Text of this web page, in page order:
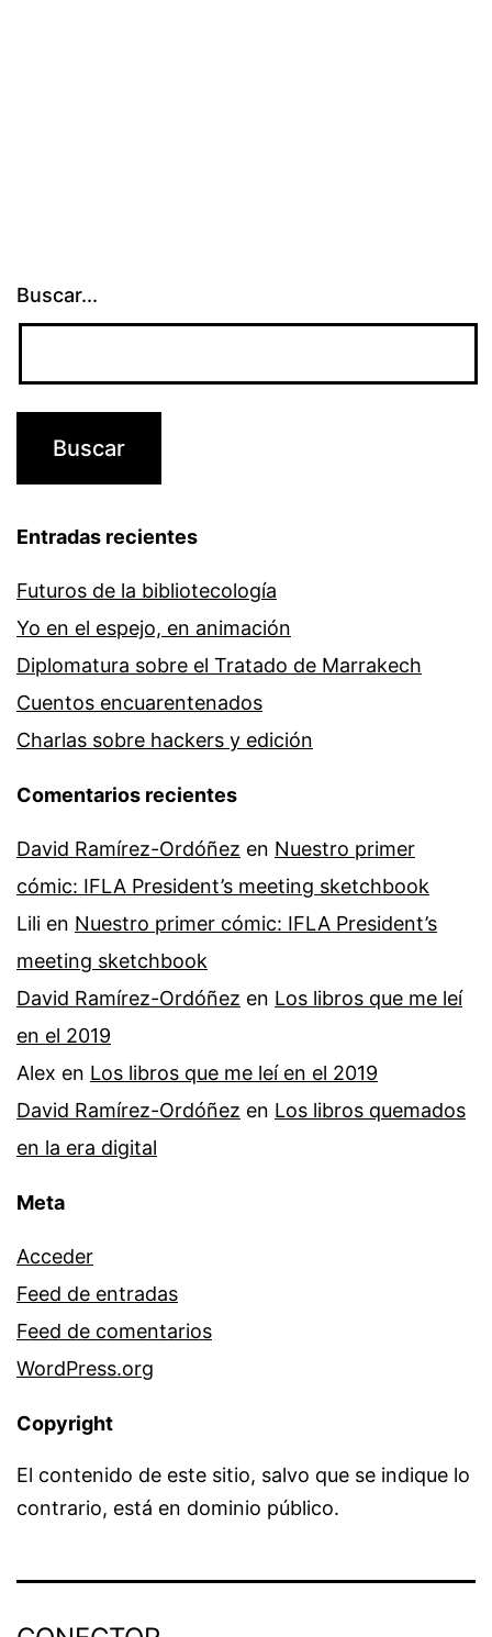
Buscar...
Entradas recientes
Futuros de la bibliotecología
Yo en el espejo, en animación
Diplomatura sobre el Tratado de Marrakech
Cuentos encuarentenados
Charlas sobre hackers y edición
Comentarios recientes
David Ramírez-Ordóñez en Nuestro primer
cómic: IFLA President’s meeting sketchbook
Lili en Nuestro primer cómic: IFLA President’s
meeting sketchbook
David Ramírez-Ordóñez en Los libros que me leí
en el 2019
Alex en Los libros que me leí en el 2019
David Ramírez-Ordóñez en Los libros quemados
en la era digital
Meta
Acceder
Feed de entradas
Feed de comentarios
WordPress.org
Copyright
El contenido de este sitio, salvo que se indique lo
contrario, está en dominio público.